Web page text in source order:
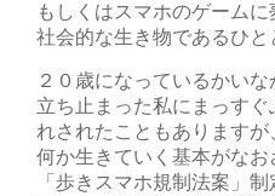
もしくはスマホのゲームに
社会的な生き物であるひ
２０歳になっているかいな
立ち止まった私にまっす
れされたこともありますが
何か生きていく基本がなお
「歩きスマホ規制法案」